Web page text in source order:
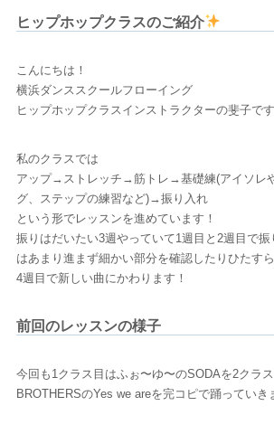
ヒップホップクラスのご紹介
こんにちは！
横浜ダンススクールフローイング
ヒップホップクラスインストラクターの斐子です
私のクラスでは
アップ→ストレッチ→筋トレ→基礎練(アイソレ
グ、ステップの練習など)→振り入れ
という形でレッスンを進めています！
振りはだいたい3週やっていて1週目と2週目で振
はあまり進まず細かい部分を確認したりひたすら
4週目で新しい曲にかわります！
前回のレッスンの様子
今回も1クラス目はふぉ〜ゆ〜のSODAを2クラ
BROTHERSのYes we areを完コピで踊っていき